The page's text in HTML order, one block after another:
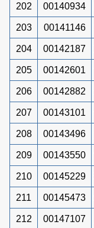
202 00140934
203 00141146
204 00142187
205 00142601
206 00142882
207 00143101
208 00143496
209 00143550
210 00145229
211 00145473
212 00147107